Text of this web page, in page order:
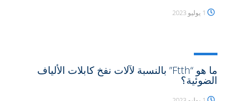
ما هو “Ftth” بالنسبة لآلات نفخ كابلات الألياف
الضوئية؟